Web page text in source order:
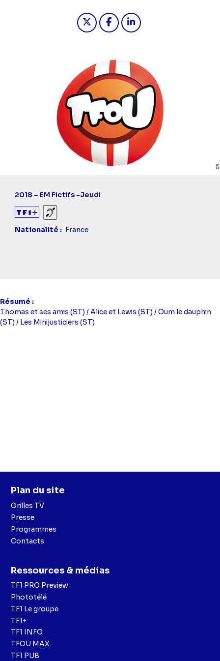
Partager "2026-04-30 05:50 -
Partager "2026-04-30
2018 – EM Fictifs -Jeudi
Sourds et malentendants
Nationalité
France
Résumé
Thomas et ses amis (ST) / Alice et Lewis (ST) / Oum le dauphin
(ST) / Les Minijusticiers (ST)
Plan du site
Grilles TV
Presse
Programmes
Contacts
Ressources & médias
TF1 PRO Preview
Phototélé
TF1 Le groupe
TF1+
TF1 INFO
TFOU MAX
TF1 PUB